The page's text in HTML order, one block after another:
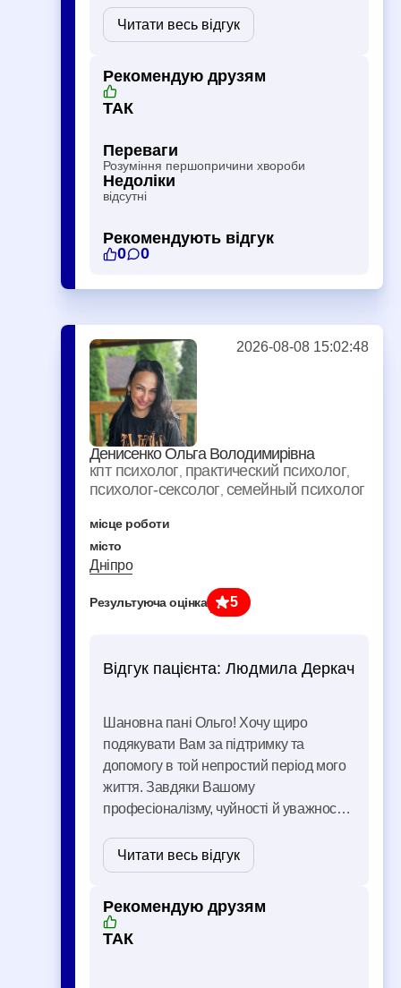
допомагає людині комплексно,
приділяючи увагу не лише
Читати весь відгук
Рекомендую друзям
ТАК
Переваги
Розуміння першопричини хвороби
Недоліки
відсутні
Рекомендують відгук
0
0
Денисенко Ольга Володимирівна
кпт психолог практический психолог
психолог-сексолог семейный психолог
місце роботи
місто
Дніпро
Результуюча оцінка 5
2026-08-08 15:02:48
Відгук пацієнта: Людмила Деркач
Шановна пані Ольго! Хочу щиро
подякувати Вам за підтримку та
допомогу в той непростий період мого
життя. Завдяки Вашому
професіоналізму, чуйності й уважності
багато речей і, найголовніше, знову
повірити в себе. Ви допомогли мені
Читати весь відгук
Рекомендую друзям
ТАК